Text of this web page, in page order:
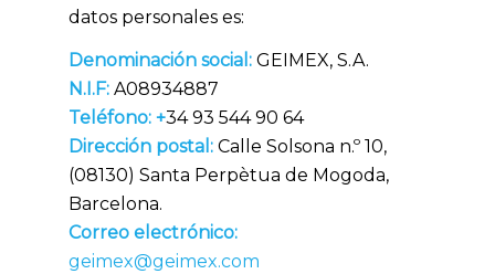
datos personales es:
Denominación social:GEIMEX, S.A.
N.I.F:A08934887
Teléfono: +34 93 544 90 64
Dirección postal: Calle Solsona n.º 10,
(08130) Santa Perpètua de Mogoda,
Barcelona.
Correoelectrónico:
geimex@geimex.com